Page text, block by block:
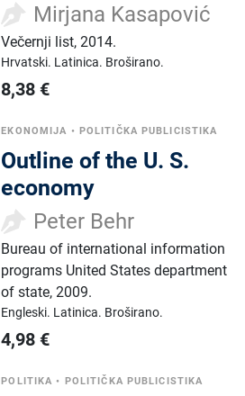
Mirjana Kasapović
Večernji list,2014.
Hrvatski. Latinica. Broširano.
8,38 €
EKONOMIJA • POLITIČKA PUBLICISTIKA
Outline of the U. S.
economy
Peter Behr
Bureau of international information
programs United States department
of state,2009.
Engleski. Latinica. Broširano.
4,98 €
POLITIKA • POLITIČKA PUBLICISTIKA